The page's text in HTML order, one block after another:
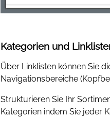
Kategorien und
Über Linklisten können Sie
Navigationsbereiche
Strukturieren Sie Ihr
Kategorien indem Sie jeder